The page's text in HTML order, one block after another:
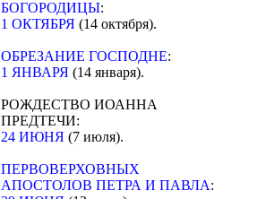
БОГОРОДИЦЫ:
1 ОКТЯБРЯ (14 октября).
ОБРЕЗАНИЕ ГОСПОДНЕ:
1 ЯНВАРЯ (14 января).
РОЖДЕСТВО ИОАННА
ПРЕДТЕЧИ:
24 ИЮНЯ (7 июля).
ПЕРВОВЕРХОВНЫХ
АПОСТОЛОВ ПЕТРА И ПАВЛА: